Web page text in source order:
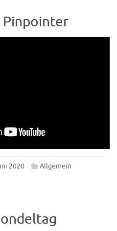
Pinpointer
2020 Allgemein